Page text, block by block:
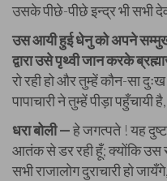
उसके पीछे-पीछे इन्द्र भी सभी
उस आयी हुई धेनु को अपने
द्वारा उसे पृथ्वी जान करके
रो रही हो और तुम्हें कौन-सा
पापाचारी ने तुम्हें पीड़ा
धरा बोली —हे जगत्पते ! यह
आतंक से डर रही हूँ; क्योंकि उस
सभी राजालोग दुराचारी हो